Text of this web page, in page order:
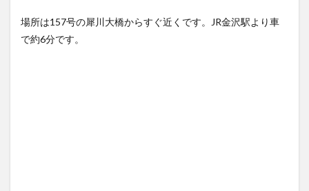
場所は157号の犀川大橋からすぐ近くです。JR金沢駅より車
で約6分です。